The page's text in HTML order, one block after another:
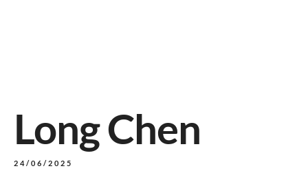
Long Chen
24/06/2025